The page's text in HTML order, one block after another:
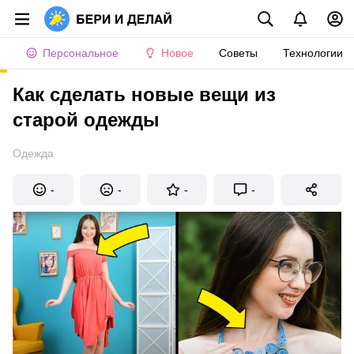
Персональное Новое Советы Технологии
Как сделать новые вещи из
старой одежды
Одежда
- - - -